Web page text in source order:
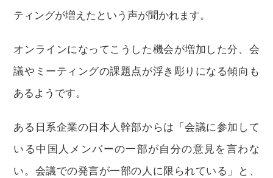
ティングが増えたという声が聞かれます。
オンラインになってこうした機会が増加した分、会
議やミーティングの課題点が浮き彫りになる傾向も
あるようです。
ある日系企業の日本人幹部からは「会議に参加して
いる中国人メンバーの一部が自分の意見を言わな
い。会議での発言が一部の人に限られている」と、